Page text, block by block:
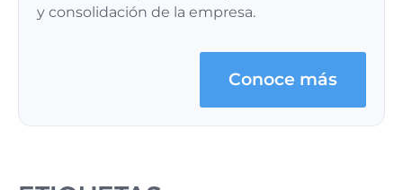
y consolidación de la empresa.
Conoce más